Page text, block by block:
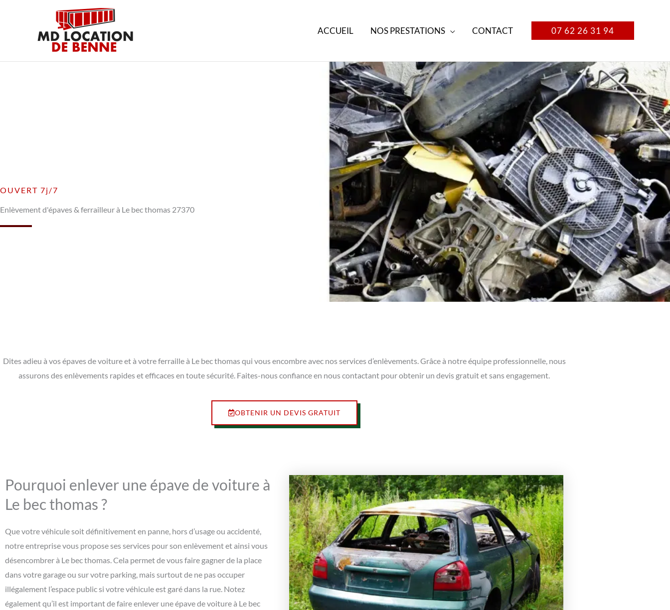
ACCUEIL NOS PRESTATIONS CONTACT 07 62 26 31 94
OUVERT 7j/7
Enlèvement d'épaves & ferrailleur à Le bec thomas 27370
Dites adieu à vos épaves de voiture et à votre ferraille à Le bec thomas qui vous encombre avec nos services d’enlèvements. Grâce à notre équipe professionnelle, nous
assurons des enlèvements rapides et efficaces en toute sécurité. Faites-nous confiance en nous contactant pour obtenir un devis gratuit et sans engagement.
OBTENIR UN DEVIS GRATUIT
Pourquoi enlever une épave de voiture à
Le bec thomas ?
Que votre véhicule soit définitivement en panne, hors d’usage ou accidenté,
notre entreprise vous propose ses services pour son enlèvement et ainsi vous
désencombrer à Le bec thomas. Cela permet de vous faire gagner de la place
dans votre garage ou sur votre parking, mais surtout de ne pas occuper
illégalement l’espace public si votre véhicule est garé dans la rue. Notez
également qu’il est important de faire enlever une épave de voiture à Le bec